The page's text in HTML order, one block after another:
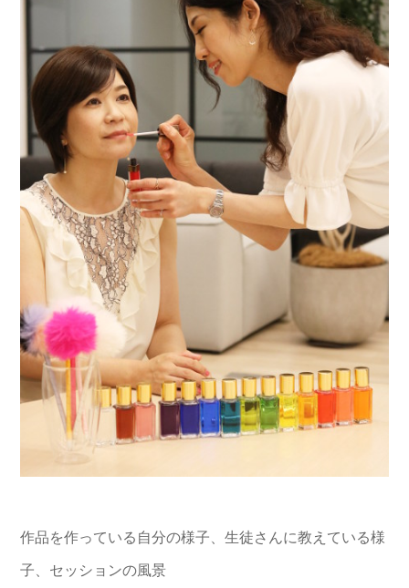
作品を作っている自分の様子、生徒さんに教えている様
子、セッションの風景